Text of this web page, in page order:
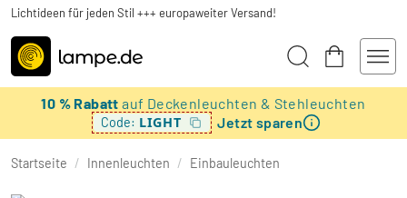
Lichtideen für jeden Stil +++ europaweiter Versand!
10 % Rabattauf Deckenleuchten & Stehleuchten
Code: LIGHT Jetzt sparen
Startseite / Innenleuchten / Einbauleuchten